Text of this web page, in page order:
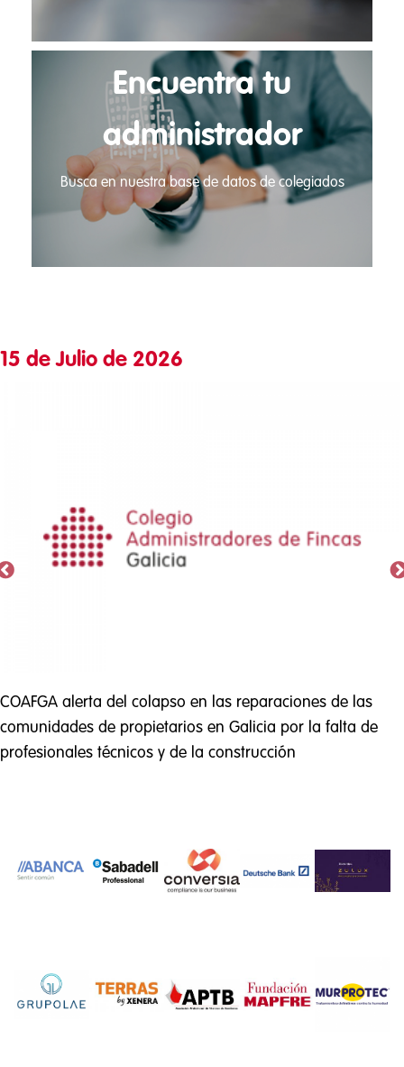
Encuentra tu
administrador
Busca en nuestra base de datos de colegiados
15 de Julio de 2026
COAFGA alerta del colapso en las reparaciones de las
comunidades de propietarios en Galicia por la falta de
profesionales técnicos y de la construcción